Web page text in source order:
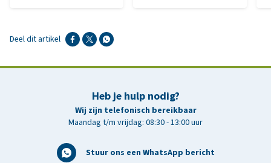
Deel dit artikel
Heb je hulp nodig?
Wij zijn telefonisch bereikbaar
Maandag t/m vrijdag: 08:30 - 13:00 uur
Stuur ons een WhatsApp bericht